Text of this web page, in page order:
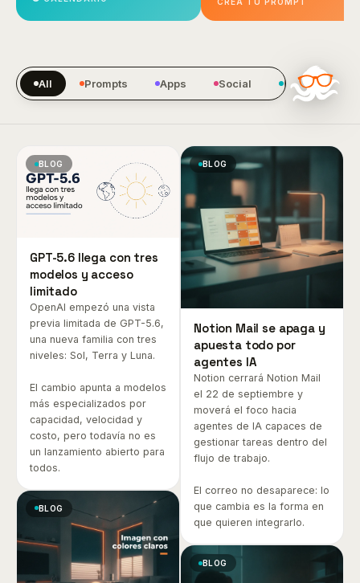
All Prompts Apps Social Blog
BLOG
GPT-5.6 llega con tres
modelos y acceso
limitado
OpenAI empezó una vista
previa limitada de GPT-5.6,
una nueva familia con tres
niveles: Sol, Terra y Luna.
El cambio apunta a modelos
más especializados por
capacidad, velocidad y
costo, pero todavía no es
un lanzamiento abierto para
todos.
BLOG
BLOG
Notion Mail se apaga y
apuesta todo por
agentes IA
Notion cerrará Notion Mail
el 22 de septiembre y
moverá el foco hacia
agentes de IA capaces de
gestionar tareas dentro del
flujo de trabajo.
El correo no desaparece: lo
que cambia es la forma en
que quieren integrarlo.
BLOG